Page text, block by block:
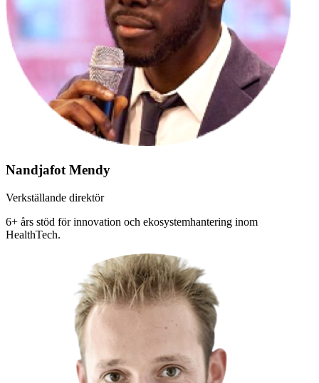
Nandjafot Mendy
Verkställande direktör
6+ års stöd för innovation och ekosystemhantering inom
HealthTech.